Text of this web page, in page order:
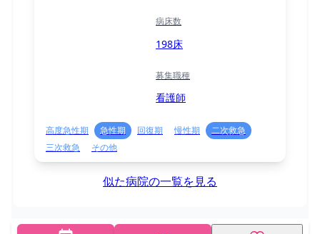
病床数
198床
募集職種
看護師
高度急性期 急性期 回復期 慢性期
二次救急
三次救急
その他
似た病院の一覧を見る